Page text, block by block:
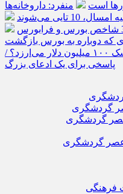
است
منفرد: داروخانه‌ها
10 تایی می‌شوند
که دوباره به بورس بازگشت
یک ساعت از زمان ایلان ماسک ۱۰۰ میلیون دلار می‌ارزد؟ /
پاسخی برای یک ادعای بزرگ
گردشگری
گردشگری
عصر گردشگری
فرهنگی